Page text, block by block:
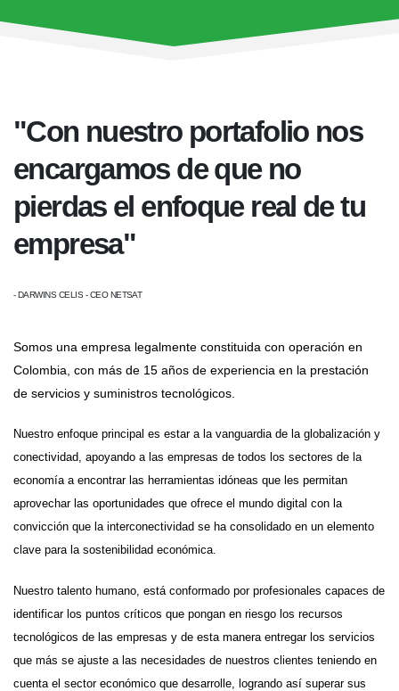
"Con nuestro portafolio nos
encargamos de que no
pierdas el enfoque real de tu
empresa"
- DARWINS CELIS - CEO NETSAT
Somos una empresa legalmente constituida con operación en
Colombia, con más de 15 años de experiencia en la prestación
de servicios y suministros tecnológicos.
Nuestro enfoque principal es estar a la vanguardia de la globalización y
conectividad, apoyando a las empresas de todos los sectores de la
economía a encontrar las herramientas idóneas que les permitan
aprovechar las oportunidades que ofrece el mundo digital con la
convicción que la interconectividad se ha consolidado en un elemento
clave para la sostenibilidad económica.
Nuestro talento humano, está conformado por profesionales capaces de
identificar los puntos críticos que pongan en riesgo los recursos
tecnológicos de las empresas y de esta manera entregar los servicios
que más se ajuste a las necesidades de nuestros clientes teniendo en
cuenta el sector económico que desarrolle, logrando así superar sus